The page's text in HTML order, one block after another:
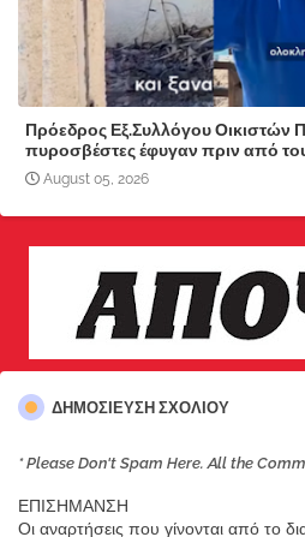
Πρόεδρος Εξ.Συλλόγου Οικιστών
πυροσβέστες έφυγαν πριν από
August 05, 2026
ΔΗΜΟΣΊΕΥΣΗ ΣΧΟΛΊΟΥ
* Please Don't Spam Here. All the
ΕΠΙΣΗΜΑΝΣΗ
Οι αναρτήσεις που γίνονται από το